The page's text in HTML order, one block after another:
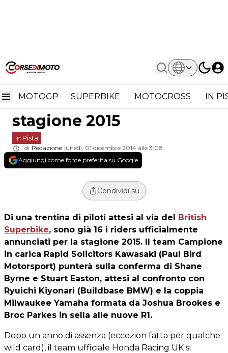
MOTOGP SUPERBIKE MOTOCROSS IN
Home In Pista
BSB: I Piloti Già Confermati Al Via Della
BSB: i piloti già
confermati al via della
stagione 2015
In Pista
di Redazione lunedì, 01 dicembre 2014 alle 3:08
Aggiungi come fonte preferita su Google
Condividi su
Di una trentina di piloti attesi al via del British
Superbike, sono già 16 i riders ufficialmente
annunciati per la stagione 2015. Il team Campione
in carica Rapid Solicitors Kawasaki (Paul Bird
Motorsport) punterà sulla conferma di Shane
Byrne e Stuart Easton, attesi al confronto con
Ryuichi Kiyonari (Buildbase BMW) e la coppia
Milwaukee Yamaha formata da Joshua Brookes e
Broc Parkes in sella alle nuove R1.
Dopo un anno di assenza (eccezion fatta per qualche
wild card), il team ufficiale Honda Racing UK si